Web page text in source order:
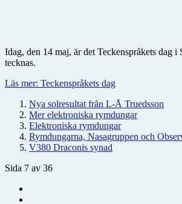
Idag, den 14 maj, är det Teckenspråkets dag
tecknas.
Läs mer: Teckenspråkets dag
Nya solresultat från L-Å Truedsson
Mer elektroniska rymdungar
Elektroniska rymdungar
Rymdungarna, Nasagruppen och
V380 Draconis synad
Sida 7 av 36